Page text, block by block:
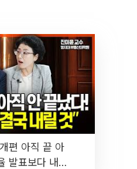
편 아직 끝 아
발표보다 내릴